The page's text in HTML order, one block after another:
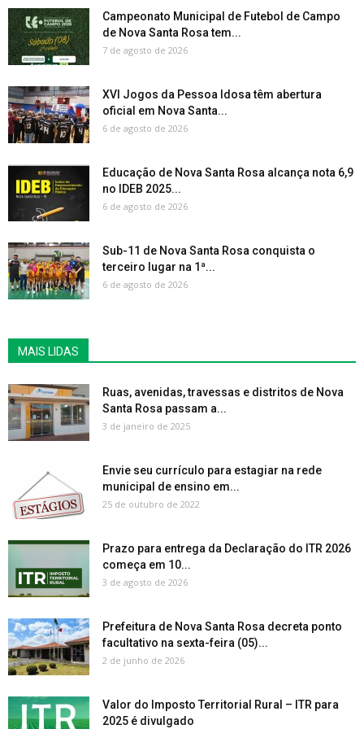
Campeonato Municipal de Futebol de Campo
de Nova Santa Rosa tem...
7 de agosto de 2026
XVI Jogos da Pessoa Idosa têm abertura
oficial em Nova Santa...
6 de agosto de 2026
Educação de Nova Santa Rosa alcança nota 6,9
no IDEB 2025...
6 de agosto de 2026
Sub-11 de Nova Santa Rosa conquista o
terceiro lugar na 1ª...
6 de agosto de 2026
MAIS LIDAS
Ruas, avenidas, travessas e distritos de Nova
Santa Rosa passam a...
3 de janeiro de 2025
Envie seu currículo para estagiar na rede
municipal de ensino em...
25 de outubro de 2022
Prazo para entrega da Declaração do ITR 2026
começa em 10...
3 de agosto de 2026
Prefeitura de Nova Santa Rosa decreta ponto
facultativo na sexta-feira (05)...
2 de junho de 2026
Valor do Imposto Territorial Rural – ITR para
2025 é divulgado